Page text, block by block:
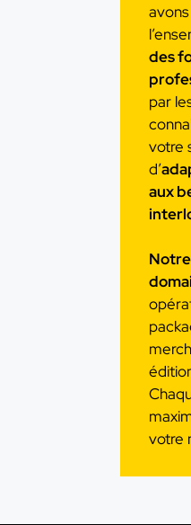
des
par
votre
d’
aux
votre